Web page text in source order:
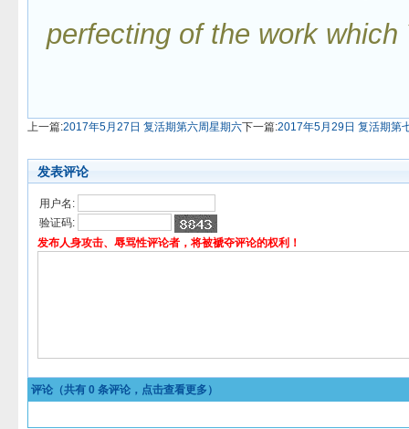
perfecting of the work which
上一篇:2017年5月27日 复活期第六周星期六下一篇:2017年5月29日 复活期第
发表评论
用户名:
验证码:
发布人身攻击、辱骂性评论者，将被褫夺评论的权利！
评论（共有 0 条评论，点击查看更多）